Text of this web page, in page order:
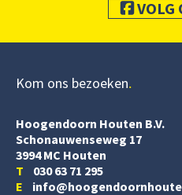
VOLG
Kom ons bezoeken
Hoogendoorn Houten B.V.
Schonauwenseweg 17
3994 MC Houten
T 030 63 71 295
E